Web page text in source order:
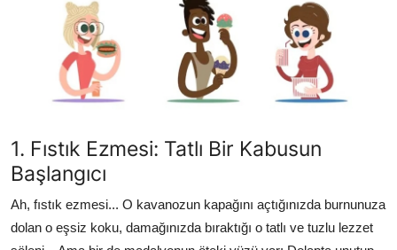
İçecek Kültürü & Barista
Yöresel Tarifler & Ev Yemekleri
Gıda Güvenliği & Sağlık
İçecek Kültürü & Rehberleri
Popüler Kültür & Mutfak Tarihi
Mutfak Temizliği & Pratik Bilgiler
1. Fıstık Ezmesi: Tatlı Bir Kabusun
Başlangıcı
Ah, fıstık ezmesi... O kavanozun kapağını açtığınızda burnunuza
dolan o eşsiz koku, damağınızda bıraktığı o tatlı ve tuzlu lezzet